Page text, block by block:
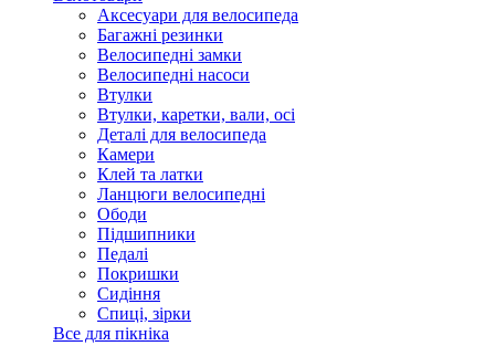
Аксесуари для велосипеда
Багажні резинки
Велосипедні замки
Велосипедні насоси
Втулки
Втулки, каретки, вали, осі
Деталі для велосипеда
Камери
Клей та латки
Ланцюги велосипедні
Ободи
Підшипники
Педалі
Покришки
Сидіння
Спиці, зірки
Все для пікніка